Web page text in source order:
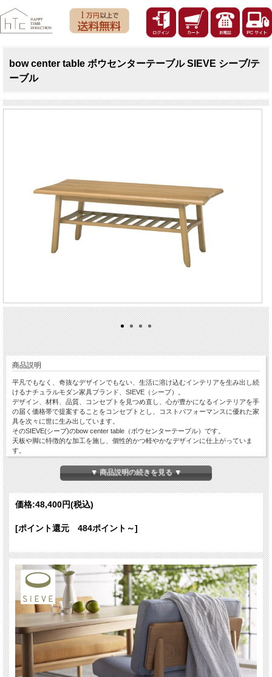
bow center table ボウセンターテーブル SIEVE シーブ/テ
ーブル
商品説明
平凡でもなく、奇抜なデザインでもない、生活に溶け込むインテリアを生み出し続
けるナチュラルモダン家具ブランド、SIEVE（シーブ）。
デザイン、材料、品質、コンセプトを見つめ直し、心が豊かになるインテリアを手
の届く価格帯で提案することをコンセプトとし、コストパフォーマンスに優れた家
具を次々に世に生み出しています。
そのSIEVE(シーブ)のbow center table（ボウセンターテーブル）です。
天板や脚に特徴的な加工を施し、個性的かつ軽やかなデザインに仕上がっていま
す。
天板下には雑誌やリモコンを収納できる棚も付いており、この棚は意外と重宝しま
す。
▼ 商品説明の続きを見る ▼
価格:48,400円(税込)
[ポイント還元 484ポイント～]